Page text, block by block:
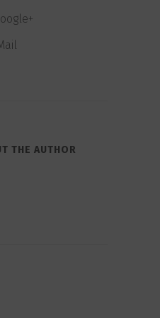
THE AUTHOR